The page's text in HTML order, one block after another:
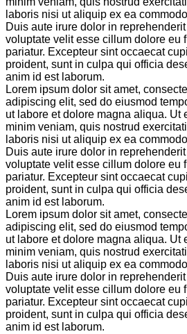
laboris nisi ut aliquip ex ea
Duis aute irure dolor in
voluptate velit esse cillum dolore eu
pariatur. Excepteur sint occaecat
proident, sunt in culpa qui officia
anim id est laborum.
Lorem ipsum dolor sit amet,
adipiscing elit, sed do eiusmod
ut labore et dolore magna aliqua. Ut
minim veniam, quis nostrud
laboris nisi ut aliquip ex ea
Duis aute irure dolor in
voluptate velit esse cillum dolore eu
pariatur. Excepteur sint occaecat
proident, sunt in culpa qui officia
anim id est laborum.
Lorem ipsum dolor sit amet,
adipiscing elit, sed do eiusmod
ut labore et dolore magna aliqua. Ut
minim veniam, quis nostrud
laboris nisi ut aliquip ex ea
Duis aute irure dolor in
voluptate velit esse cillum dolore eu
pariatur. Excepteur sint occaecat
proident, sunt in culpa qui officia
anim id est laborum.